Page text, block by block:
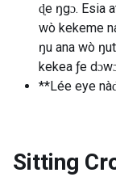
ɖe ŋgɔ. Esia
wò kekeme
ŋu ana wò
kekea ƒe
**Lée eye
Sitting